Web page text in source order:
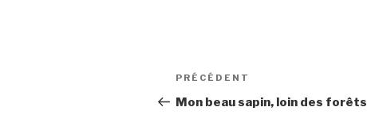
Navigation
de
Article
précédent
PRÉCÉDENT
Mon beau sapin, loin des forêts